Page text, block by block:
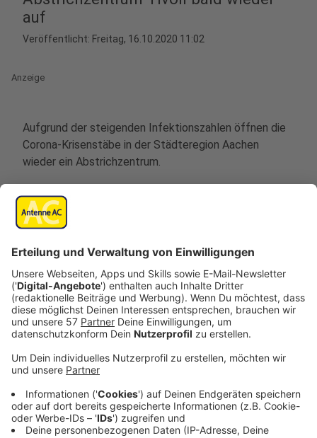
auf
Veröffentlicht: Freitag, 16.10.2020 11:02
Anzeige
Aufgrund der steigenden Infektionszahlen öffnen die
Corona-Krisenstäbe in der Städteregion Aachen
wieder ein Abstrichzentrum.
im Stadion Tivoli wieder in Betrieb.. Das hat uns am
Freitagvormittag Dr. Michael Ziemons mitgeteilt, der
Anzeige